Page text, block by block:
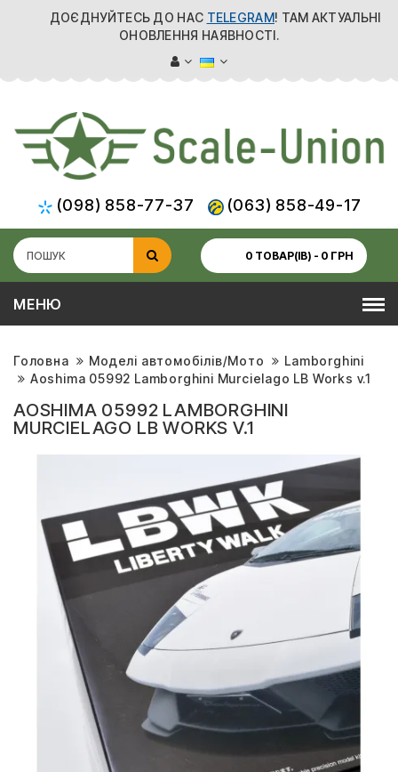
ДОЄДНУЙТЕСЬ ДО НАС TELEGRAM! ТАМ АКТУАЛЬНІ
ОНОВЛЕННЯ НАЯВНОСТІ.
(098) 858-77-37 (063) 858-49-17
0 ТОВАР(ІВ) - 0 ГРН
МЕНЮ
Головна Моделі автомобілів/Мото
Lamborghini
Aoshima 05992 Lamborghini Murcielago LB Works v.1
AOSHIMA 05992 LAMBORGHINI
MURCIELAGO LB WORKS V.1